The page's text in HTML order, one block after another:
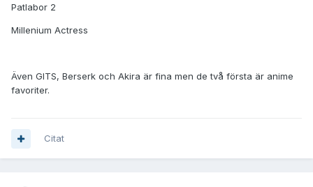
Patlabor 2
Millenium Actress
Även GITS, Berserk och Akira är fina men de två första är anime
favoriter.
Citat